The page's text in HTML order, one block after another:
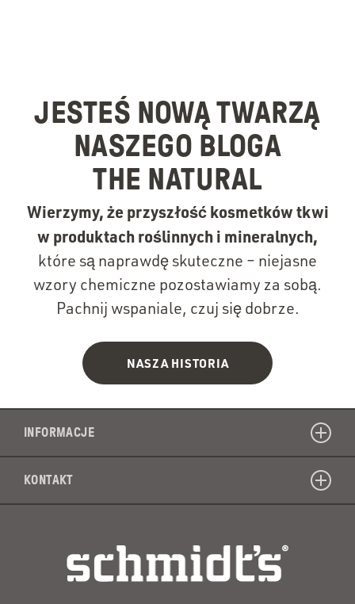
JESTEŚ NOWĄ TWARZĄ
NASZEGO BLOGA
THE NATURAL
Wierzymy, że przyszłość kosmetków tkwi
w produktach roślinnych i mineralnych,
które są naprawdę skuteczne – niejasne
wzory chemiczne pozostawiamy za sobą.
Pachnij wspaniale, czuj się dobrze.
NASZA HISTORIA
INFORMACJE
KONTAKT